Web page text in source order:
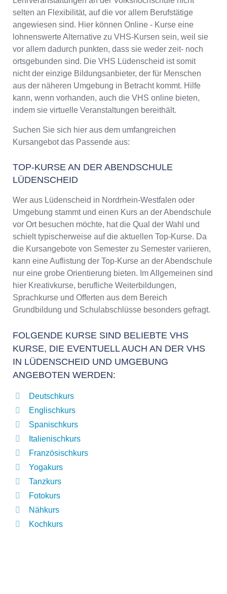
selten an Flexibilität, auf die vor allem Berufstätige
angewiesen sind. Hier können Online - Kurse eine
lohnenswerte Alternative zu VHS-Kursen sein, weil sie
vor allem dadurch punkten, dass sie weder zeit- noch
ortsgebunden sind. Die VHS Lüdenscheid ist somit
nicht der einzige Bildungsanbieter, der für Menschen
aus der näheren Umgebung in Betracht kommt. Hilfe
kann, wenn vorhanden, auch die VHS online bieten,
indem sie virtuelle Veranstaltungen bereithält.
Suchen Sie sich hier aus dem umfangreichen
Kursangebot das Passende aus:
TOP-KURSE AN DER ABENDSCHULE
LÜDENSCHEID
Wer aus Lüdenscheid in Nordrhein-Westfalen oder
Umgebung stammt und einen Kurs an der Abendschule
vor Ort besuchen möchte, hat die Qual der Wahl und
schielt typischerweise auf die aktuellen Top-Kurse. Da
die Kursangebote von Semester zu Semester variieren,
kann eine Auflistung der Top-Kurse an der Abendschule
nur eine grobe Orientierung bieten. Im Allgemeinen sind
hier Kreativkurse, berufliche Weiterbildungen,
Sprachkurse und Offerten aus dem Bereich
Grundbildung und Schulabschlüsse besonders gefragt.
FOLGENDE KURSE SIND BELIEBTE VHS
KURSE, DIE EVENTUELL AUCH AN DER VHS
IN LÜDENSCHEID UND UMGEBUNG
ANGEBOTEN WERDEN:
Deutschkurs
Englischkurs
Spanischkurs
Italienischkurs
Französischkurs
Yogakurs
Tanzkurs
Fotokurs
Nähkurs
Kochkurs